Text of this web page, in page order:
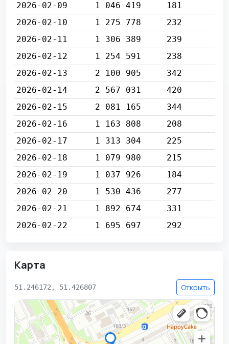
2026-02-09
1 046 419
181
2026-02-10
1 275 778
232
2026-02-11
1 306 389
239
2026-02-12
1 254 591
238
2026-02-13
2 100 905
342
2026-02-14
2 567 031
420
2026-02-15
2 081 165
344
2026-02-16
1 163 808
208
2026-02-17
1 313 304
225
2026-02-18
1 079 980
215
2026-02-19
1 037 926
184
2026-02-20
1 530 436
277
2026-02-21
1 892 674
331
2026-02-22
1 695 697 292
Карта
51.246172, 51.426807 Открыть